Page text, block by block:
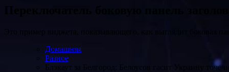
Это пример виджета, показывающего, как выглядит боковая
Домашняя
Разное
Блэкаут за Белгород: Белоусов гасит Украину